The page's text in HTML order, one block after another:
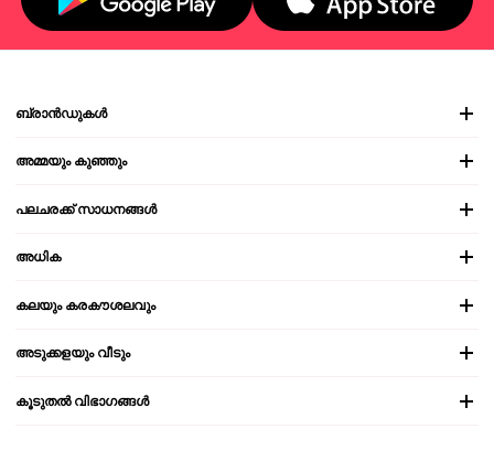
ബ്രാൻഡുകൾ
അമ്മയും കുഞ്ഞും
പലചരക്ക് സാധനങ്ങൾ
അധിക
കലയും കരകൗശലവും
അടുക്കളയും വീടും
കൂടുതൽ വിഭാഗങ്ങൾ